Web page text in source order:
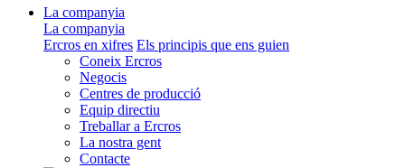
La companyia
La companyia
Ercros en xifres Els principis que ens guien
Coneix Ercros
Negocis
Centres de producció
Equip directiu
Treballar a Ercros
La nostra gent
Contacte